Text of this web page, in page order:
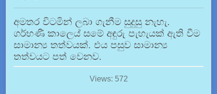
අමතර විටමින් ලබා ගැනීම සුදුසු නැහැ.
ගර්භණී කාලෙය් සමේ අඳුරු පැහැයක් ඇති වීම
සාමාන්‍ය තත්වයක්. එය පසුව සාමාන්‍ය
තත්වයට පත් වෙනව.
Views: 572